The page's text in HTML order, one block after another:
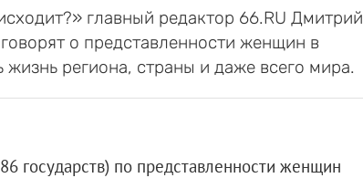
главный редактор 66.RU Дмитрий
о представленности женщин в
региона, страны и даже всего мира.
государств) по представленности женщин